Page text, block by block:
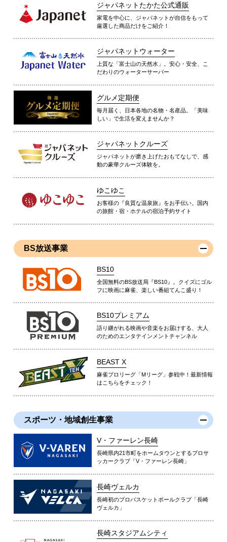
ジャパネットたかた公式通販
家電を中心に、ジャパネットが自信をもって
厳選した商品だけをご紹介！
ジャパネットウォーター
上質な「富士山の天然水」。安心・安全、こ
だわりのウォーターサーバー
グルメ定期便
毎月届く、日本各地の名物・名産品。「美味
しい」で生活を変えませんか？
ジャパネットクルーズ
ジャパネットが磨き上げたおもてなしで、感
動の豪華クルーズ体験を。
ゆこゆこ
お客様の『良質な温泉旅』をお手伝い。国内
の旅館・宿・ホテルの宿泊予約サイト
BS放送事業
BS10
全国無料のBS放送局『BS10』。クイズにゴル
フに映画に麻雀、楽しい番組てんこ盛り！
BS10プレミアム
語り継がれる映画や音楽をお届けする、大人
のためのエンタテインメントチャンネル
BEAST X
麻雀プロリーグ「Mリーグ」参戦中！最新情報
はこちらをチェック！
スポーツ・地域創生事業
V・ファーレン長崎
長崎県内21市町をホームタウンとするプロサ
ッカークラブ「V・ファーレン長崎」
長崎ヴェルカ
長崎初のプロバスケットボールクラブ「長崎
ヴェルカ」
長崎スタジアムシティ